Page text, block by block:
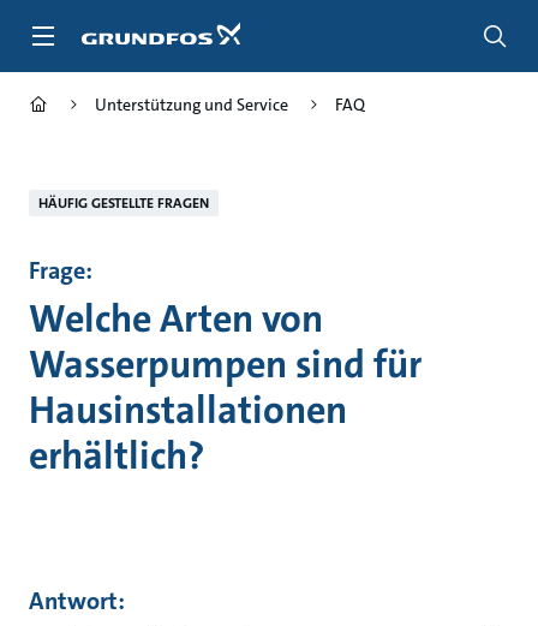
Inhalt
Unterstützung und Service FAQ
HÄUFIG GESTELLTE FRAGEN
Frage:
Welche Arten von
Wasserpumpen sind für
Hausinstallationen
erhältlich?
Antwort: